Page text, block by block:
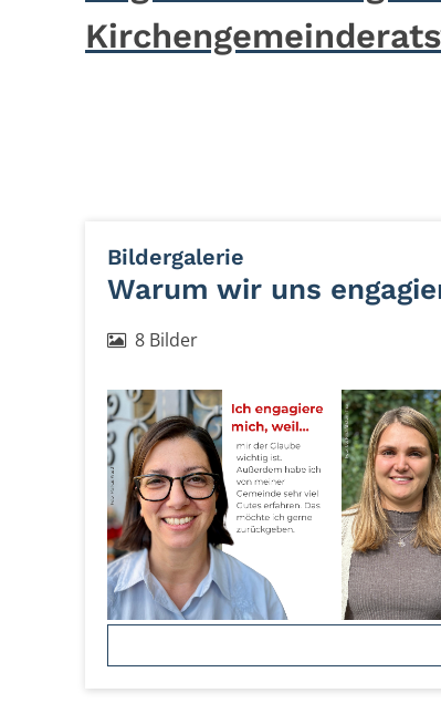
Bildergalerie
Warum wir uns
8 Bilder